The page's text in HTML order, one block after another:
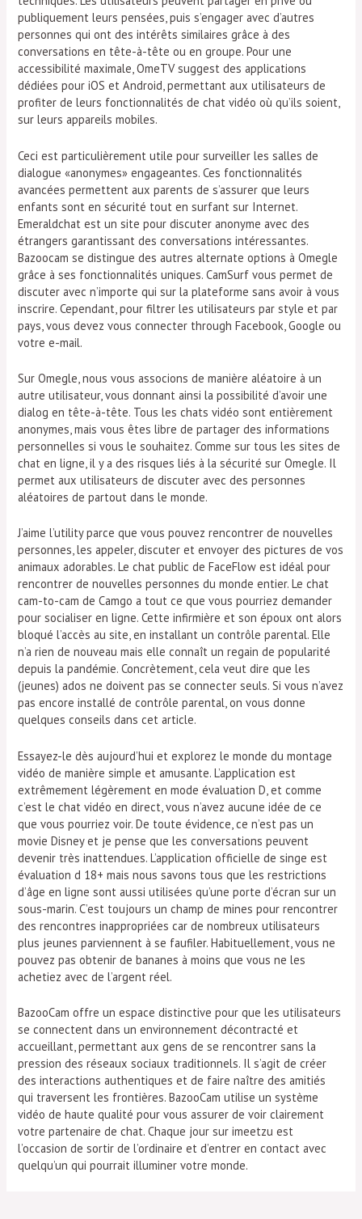
publiquement leurs pensées, puis s’engager avec d’autres
personnes qui ont des intérêts similaires grâce à des
conversations en tête-à-tête ou en groupe. Pour une
accessibilité maximale, OmeTV suggest des applications
dédiées pour iOS et Android, permettant aux utilisateurs de
profiter de leurs fonctionnalités de chat vidéo où qu’ils soient,
sur leurs appareils mobiles.
Ceci est particulièrement utile pour surveiller les salles de
dialogue «anonymes» engageantes. Ces fonctionnalités
avancées permettent aux parents de s’assurer que leurs
enfants sont en sécurité tout en surfant sur Internet.
Emeraldchat est un site pour discuter anonyme avec des
étrangers garantissant des conversations intéressantes.
Bazoocam se distingue des autres alternate options à Omegle
grâce à ses fonctionnalités uniques. CamSurf vous permet de
discuter avec n’importe qui sur la plateforme sans avoir à vous
inscrire. Cependant, pour filtrer les utilisateurs par style et par
pays, vous devez vous connecter through Facebook, Google ou
votre e-mail.
Sur Omegle, nous vous associons de manière aléatoire à un
autre utilisateur, vous donnant ainsi la possibilité d’avoir une
dialog en tête-à-tête. Tous les chats vidéo sont entièrement
anonymes, mais vous êtes libre de partager des informations
personnelles si vous le souhaitez. Comme sur tous les sites de
chat en ligne, il y a des risques liés à la sécurité sur Omegle. Il
permet aux utilisateurs de discuter avec des personnes
aléatoires de partout dans le monde.
J’aime l’utility parce que vous pouvez rencontrer de nouvelles
personnes, les appeler, discuter et envoyer des pictures de vos
animaux adorables. Le chat public de FaceFlow est idéal pour
rencontrer de nouvelles personnes du monde entier. Le chat
cam-to-cam de Camgo a tout ce que vous pourriez demander
pour socialiser en ligne. Cette infirmière et son époux ont alors
bloqué l’accès au site, en installant un contrôle parental. Elle
n’a rien de nouveau mais elle connaît un regain de popularité
depuis la pandémie. Concrètement, cela veut dire que les
(jeunes) ados ne doivent pas se connecter seuls. Si vous n’avez
pas encore installé de contrôle parental, on vous donne
quelques conseils dans cet article.
Essayez-le dès aujourd’hui et explorez le monde du montage
vidéo de manière simple et amusante. L’application est
extrêmement légèrement en mode évaluation D, et comme
c’est le chat vidéo en direct, vous n’avez aucune idée de ce
que vous pourriez voir. De toute évidence, ce n’est pas un
movie Disney et je pense que les conversations peuvent
devenir très inattendues. L’application officielle de singe est
évaluation d 18+ mais nous savons tous que les restrictions
d’âge en ligne sont aussi utilisées qu’une porte d’écran sur un
sous-marin. C’est toujours un champ de mines pour rencontrer
des rencontres inappropriées car de nombreux utilisateurs
plus jeunes parviennent à se faufiler. Habituellement, vous ne
pouvez pas obtenir de bananes à moins que vous ne les
achetiez avec de l’argent réel.
BazooCam offre un espace distinctive pour que les utilisateurs
se connectent dans un environnement décontracté et
accueillant, permettant aux gens de se rencontrer sans la
pression des réseaux sociaux traditionnels. Il s’agit de créer
des interactions authentiques et de faire naître des amitiés
qui traversent les frontières. BazooCam utilise un système
vidéo de haute qualité pour vous assurer de voir clairement
votre partenaire de chat. Chaque jour sur imeetzu est
l’occasion de sortir de l’ordinaire et d’entrer en contact avec
quelqu’un qui pourrait illuminer votre monde.